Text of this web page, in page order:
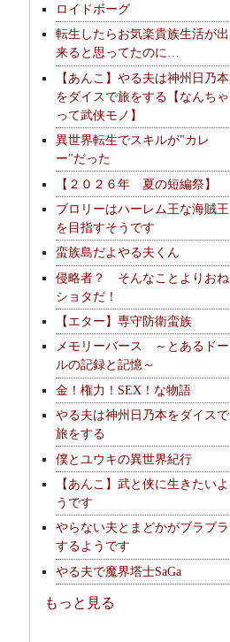
ロイドボーグ
転生したらお気楽貴族生活が出
来ると思ってたのに…
【あんこ】やる夫は神州日乃本
をダイスで旅をする【なんちゃ
って武侠モノ】
異世界転生でスキルが"カレ
ー"だった
【２０２６年 夏の短編祭】
ブロリーはハーレム王な海賊王
を目指すそうです
蛮族島だよやる夫くん
侵略者？ そんなことよりおね
ショタだ！
【エター】専守防衛蛮族
メモリーバース ～とあるドー
ルの記録と記憶～
金！権力！SEX！な物語
やる夫は神州日乃本をダイスで
旅をする
僕とユウキの異世界紀行
【あんこ】武と侠に生きたいよ
うです
やらない夫とまどかがブラブラ
するようです
やる夫で魔界塔士SaGa
もっと見る